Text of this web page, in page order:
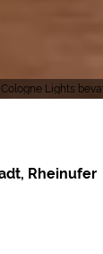
Lights
Rheinufer